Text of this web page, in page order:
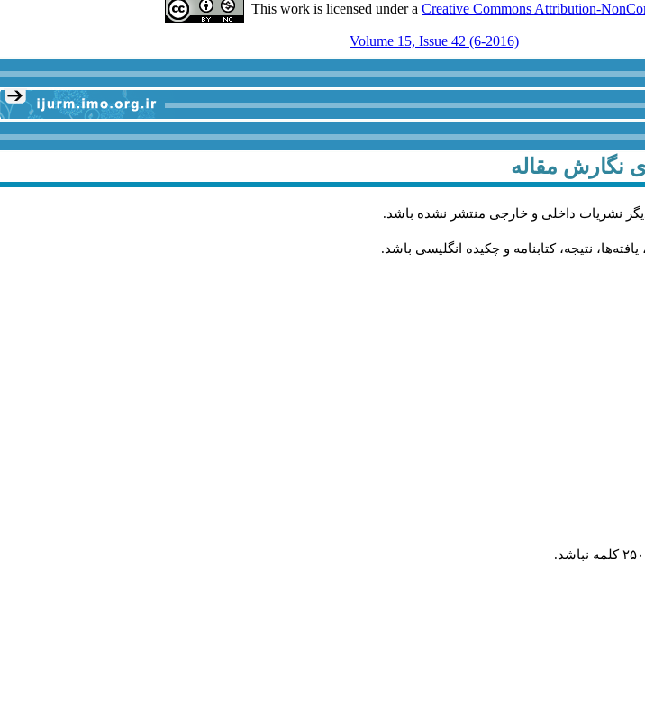
This work is licensed under a Creative Commons Attribution-
Volume 15, Issue 42 (6-2016)
نگارش مقاله
نشریات داخلی و خارجی منتشر نشده باشد.
نتیجه، کتابنامه و چکیده انگلیسی باشد.